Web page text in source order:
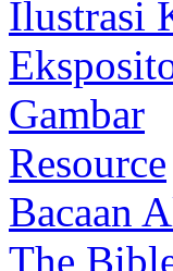
Ilustrasi
Gambar
Resource
Bacaan
The